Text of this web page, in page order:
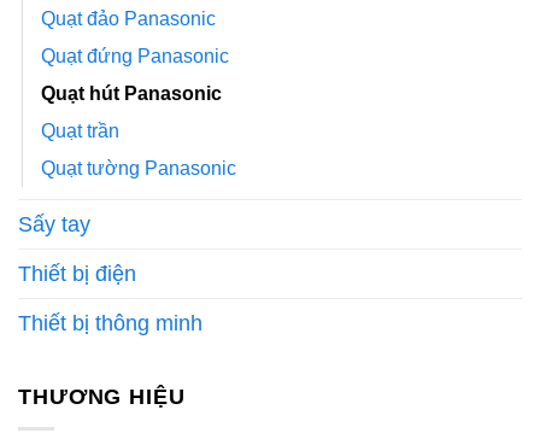
Quạt đảo Panasonic
Quạt đứng Panasonic
Quạt hút Panasonic
Quạt trần
Quạt tường Panasonic
Sấy tay
Thiết bị điện
Thiết bị thông minh
THƯƠNG HIỆU